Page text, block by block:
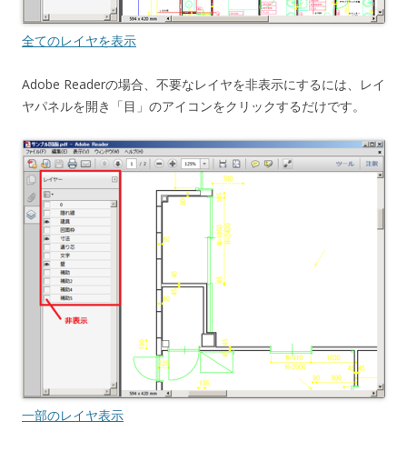
全てのレイヤを表示
Adobe Readerの場合、不要なレイヤを非表示にするには、レイ
ヤパネルを開き「目」のアイコンをクリックするだけです。
一部のレイヤ表示